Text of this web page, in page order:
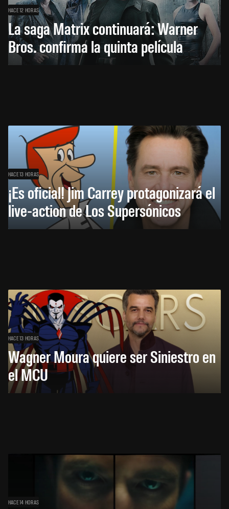
HACE 12 HORAS
La saga Matrix continuará: Warner
Bros. confirma la quinta película
HACE 13 HORAS
¡Es oficial! Jim Carrey protagonizará el
live-action de Los Supersónicos
HACE 13 HORAS
Wagner Moura quiere ser Siniestro en
el MCU
HACE 14 HORAS